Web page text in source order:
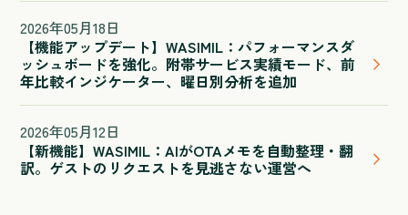
2026年05月18日
【機能アップデート】WASIMIL：パフォーマンスダ
ッシュボードを強化。附帯サービス実績モード、前
年比較インジケーター、曜日別分析を追加
2026年05月12日
【新機能】WASIMIL：AIがOTAメモを自動整理・翻
訳。ゲストのリクエストを見逃さない運営へ